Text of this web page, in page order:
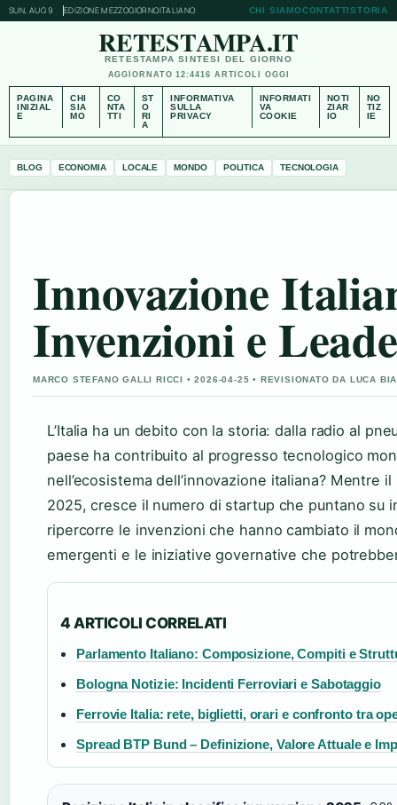
SUN, AUG 9 EDIZIONE MEZZOGIORNOITALIANO CHI SIAMOCONTATTISTORIA
RETESTAMPA.IT
RETESTAMPA SINTESI DEL GIORNO
AGGIORNATO 12:4416 ARTICOLI OGGI
PAGINA
INIZIAL
E
CHI
SIA
MO
CO
NTA
TTI
ST
O
RI
A
INFORMATIVA
SULLA
PRIVACY
INFORMATI
VA
COOKIE
NOTI
ZIAR
IO
NO
TIZ
IE
BLOG ECONOMIA LOCALE MONDO POLITICA TECNOLOGIA
Innovazione
Invenzioni e
MARCO STEFANO GALLI RICCI • 2026-04-25 • REVISIONATO DA LUCA
L’Italia ha un debito con la storia: dalla radio al
paese ha contribuito al progresso tecnologico
nell’ecosistema dell’innovazione italiana?
2025, cresce il numero di startup che puntano
ripercorre le invenzioni che hanno cambiato il
emergenti e le iniziative governative che
4 ARTICOLI CORRELATI
Parlamento Italiano: Composizione, Compiti e
Bologna Notizie: Incidenti Ferroviari e Sabotaggio
Ferrovie Italia: rete, biglietti, orari e confronto tra
Spread BTP Bund – Definizione, Valore Attuale e